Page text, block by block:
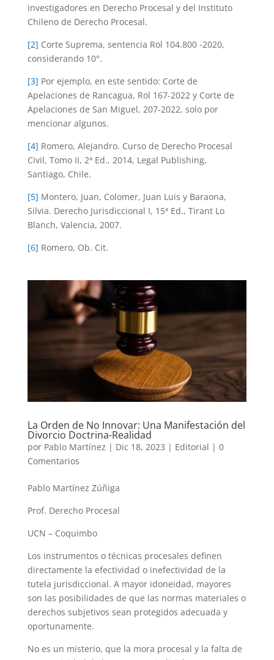
investigadores en Derecho Procesal y del Instituto
Chileno de Derecho Procesal.
[2] Corte Suprema, sentencia Rol 104.800 -2020,
considerando 10°.
[3] Por ejemplo, en este sentido: Corte de
Apelaciones de Rancagua, Rol 167-2022 y Corte de
Apelaciones de San Miguel, 207-2022, solo por
mencionar algunos.
[4] Romero, Alejandro. Curso de Derecho Procesal
Civil, Tomo II, 2ª Ed., 2014, Legal Publishing,
Santiago, Chile.
[5] Montero, Juan, Colomer, Juan Luis y Baraona,
Silvia. Derecho Jurisdiccional I, 15ª Ed., Tirant Lo
Blanch, Valencia, 2007.
[6] Romero, Ob. Cit.
La Orden de No Innovar: Una Manifestación del
Divorcio Doctrina-Realidad
por Pablo Martínez | Dic 18, 2023 | Editorial | 0
Comentarios
Pablo Martínez Zúñiga
Prof. Derecho Procesal
UCN – Coquimbo
Los instrumentos o técnicas procesales definen
directamente la efectividad o inefectividad de la
tutela jurisdiccional. A mayor idoneidad, mayores
son las posibilidades de que las normas materiales o
derechos subjetivos sean protegidos adecuada y
oportunamente.
No es un misterio, que la mora procesal y la falta de